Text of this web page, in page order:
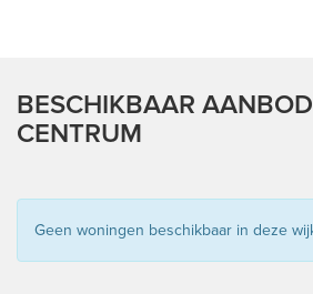
BESCHIKBAAR
CENTRUM
Geen woningen beschikbaar in deze